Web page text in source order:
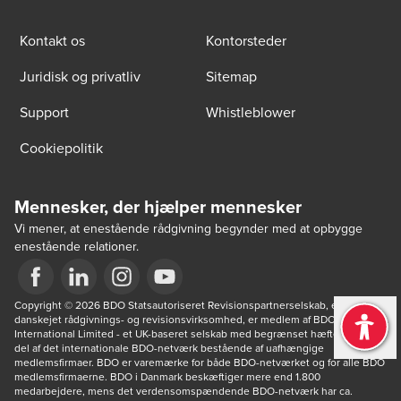
Kontakt os
Kontorsteder
Juridisk og privatliv
Sitemap
Support
Whistleblower
Cookiepolitik
Mennesker, der hjælper mennesker
Vi mener, at enestående rådgivning begynder med at opbygge
enestående relationer.
Opens in a new window/tab
Opens in a new window/tab
Opens in a new window/tab
Opens in a new window/tab
Copyright © 2026 BDO Statsautoriseret Revisionspartnerselskab, en
danskejet rådgivnings- og revisionsvirksomhed, er medlem af BDO
International Limited - et UK-baseret selskab med begrænset hæftelse - og
del af det internationale BDO-netværk bestående af uafhængige
medlemsfirmaer. BDO er varemærke for både BDO-netværket og for alle BDO
medlemsfirmaerne. BDO i Danmark beskæftiger mere end 1.800
medarbejdere, mens det verdensomspændende BDO-netværk har ca.